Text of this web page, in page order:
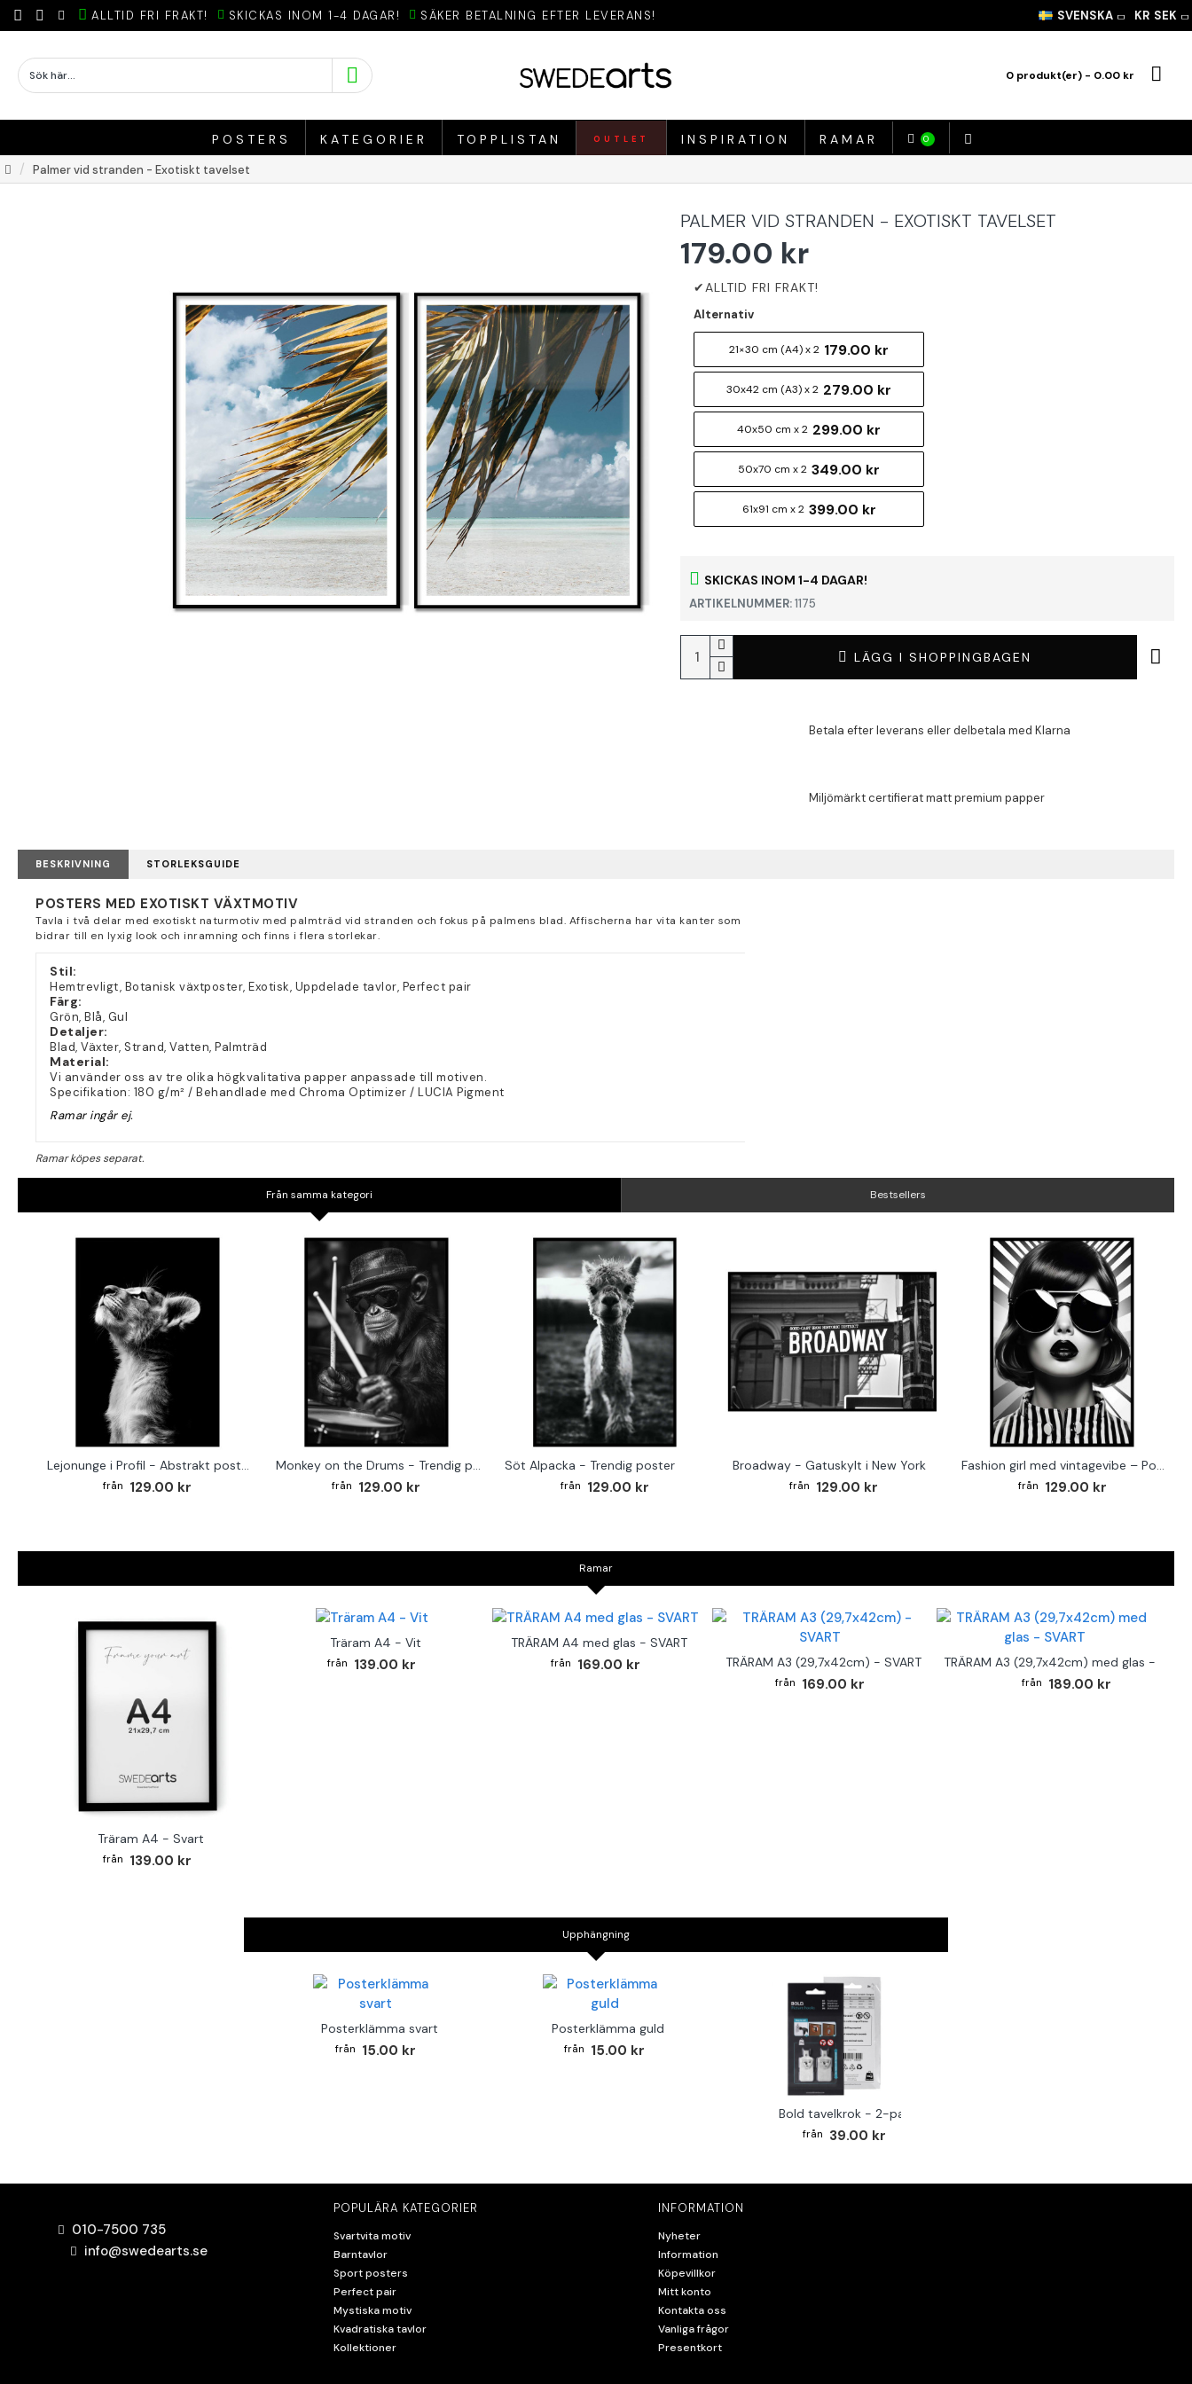
ALLTID FRI FRAKT! SKICKAS INOM 1-4 DAGAR! SÄKER BETALNING EFTER LEVERANS! SVENSKA KR SEK
0 produkt(er) - 0.00 kr
POSTERS KATEGORIER TOPPLISTAN OUTLET INSPIRATION RAMAR 0
Palmer vid stranden - Exotiskt tavelset
PALMER VID STRANDEN - EXOTISKT TAVELSET
SKICKAS INOM 1-4 DAGAR!
ARTIKELNUMMER:1175
179.00 kr
Alternativ
21×30 cm (A4) x 2 179.00 kr
30x42 cm (A3) x 2 279.00 kr
40x50 cm x 2 299.00 kr
50x70 cm x 2 349.00 kr
61x91 cm x 2 399.00 kr
LÄGG I SHOPPINGBAGEN
BESKRIVNING STORLEKSGUIDE
POSTERS MED EXOTISKT VÄXTMOTIV
Tavla i två delar med exotiskt naturmotiv med palmträd vid stranden och fokus på palmens blad. Affischerna har vita kanter som
bidrar till en lyxig look och inramning och finns i flera storlekar.
Stil:
Hemtrevligt, Botanisk växtposter, Exotisk, Uppdelade tavlor, Perfect pair
Färg:
Grön, Blå, Gul
Detaljer:
Blad, Växter, Strand, Vatten, Palmträd
Material:
Vi använder oss av tre olika högkvalitativa papper anpassade till motiven.
Specifikation: 180 g/m² / Behandlade med Chroma Optimizer / LUCIA Pigment
Ramar ingår ej.
Från samma kategori Bestsellers
Lejonunge i Profil - Abstrakt poster i svartvitt
129.00 kr
Monkey on the Drums - Trendig poster
129.00 kr
Söt Alpacka - Trendig poster
129.00 kr
Broadway - Gatuskylt i New York
129.00 kr
Fashion girl med vintagevibe – Poster för stilmedvetna hem
129.00 kr
Ramar
Träram A4 - Svart
139.00 kr
Träram A4 - Vit
139.00 kr
TRÄRAM A4 med glas - SVART
169.00 kr TRÄRAM A3 (29,7x42cm) - SVART
169.00 kr
TRÄRAM A3 (29,7x42cm) med glas -
189.00 kr
Upphängning
Posterklämma svart
15.00 kr
Posterklämma guld
15.00 kr
Bold tavelkrok - 2-pack
39.00 kr
010-7500 735
info@swedearts.se
POPULÄRA KATEGORIER
Svartvita motiv
Barntavlor
Sport posters
Perfect pair
Mystiska motiv
Kvadratiska tavlor
Kollektioner
INFORMATION
Nyheter
Information
Köpevillkor
Mitt konto
Kontakta oss
Vanliga frågor
Presentkort